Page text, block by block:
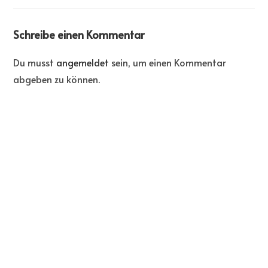
Schreibe einen Kommentar
Du musst angemeldet sein, um einen Kommentar
abgeben zu können.